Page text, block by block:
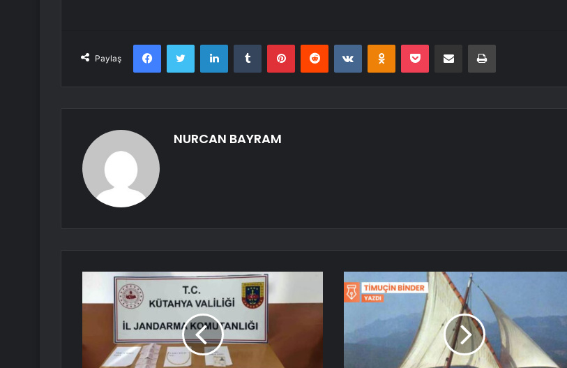
Paylaş
FacebookTwitter LinkedInTumblr PinterestReddit VKontakteOdnoklassniki
Pocket E-Posta ile paylaş Yazdır
NURCAN BAYRAM